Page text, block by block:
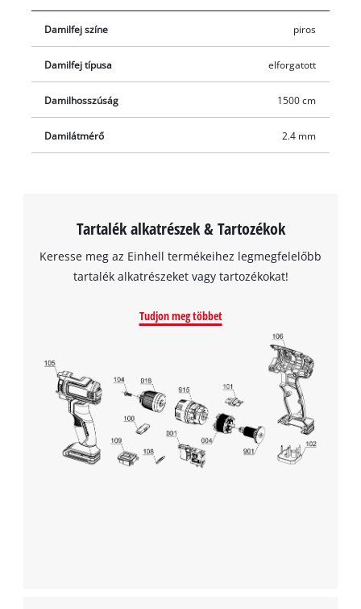
Damilfej színe piros
Damilfej típusa elforgatott
Damilhosszúság 1500 cm
Damilátmérő 2.4 mm
Tartalék alkatrészek & Tartozékok
Keresse meg az Einhell termékeihez legmegfelelőbb
tartalék alkatrészeket vagy tartozékokat!
Tudjon meg többet